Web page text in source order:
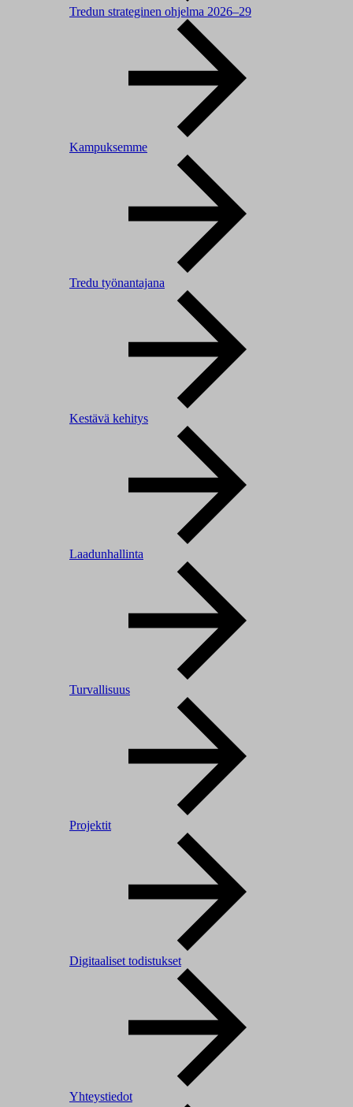
Tredun strateginen ohjelma 2026–29
Kampuksemme
Tredu työnantajana
Kestävä kehitys
Laadunhallinta
Turvallisuus
Projektit
Digitaaliset todistukset
Yhteystiedot